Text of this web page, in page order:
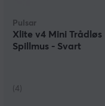
Pulsar
Xlite v4 Mini Trådløs
Spillmus - Svart
(4)